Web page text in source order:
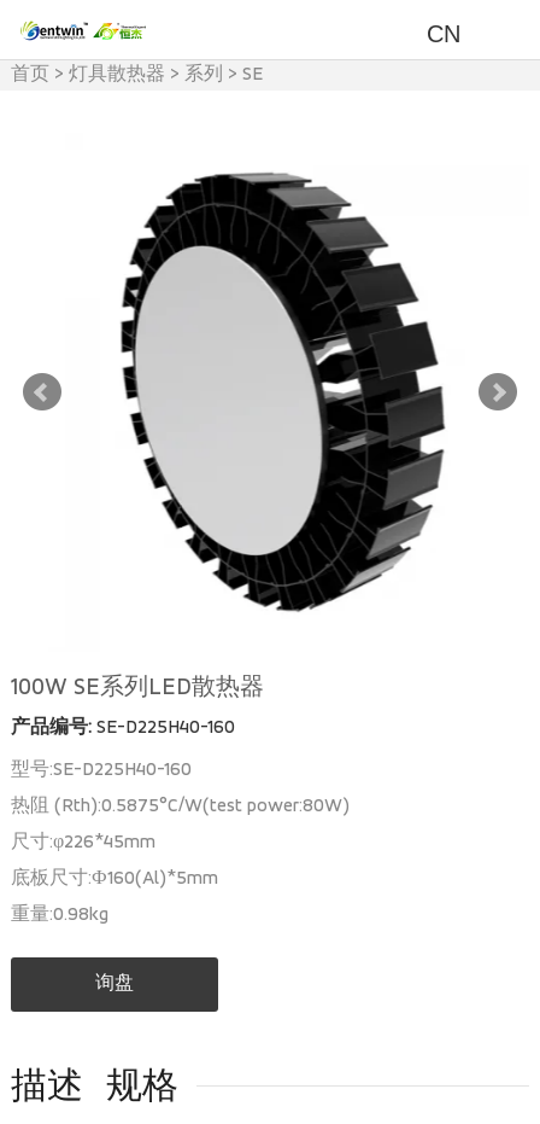
CN
首页 > 灯具散热器 > 系列 > SE
100W SE系列LED散热器
产品编号:SE-D225H40-160
型号:SE-D225H40-160
热阻 (Rth):0.5875°C/W(test power:80W)
尺寸:φ226*45mm
底板尺寸:Ф160(Al)*5mm
重量:0.98kg
询盘
描述 规格